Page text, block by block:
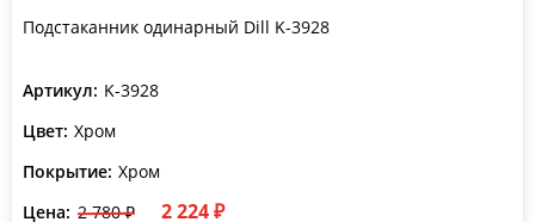
Подстаканник одинарный Dill K-3928
Артикул: K-3928
Цвет: Хром
Покрытие: Хром
Цена: 2 780 ₽ 2 224 ₽